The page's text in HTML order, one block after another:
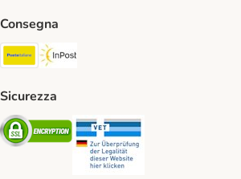
Consegna
Poste Italiane. Shipping Method
Sicurezza
Security